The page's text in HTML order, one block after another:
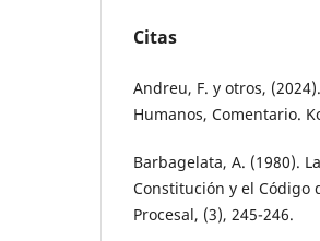
Citas
Andreu, F. y otros,
Humanos, Comentario.
Barbagelata, A. (1980).
Constitución y el Código
Procesal, (3), 245-246.